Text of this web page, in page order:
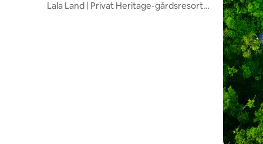
amkolly
Lala Land | Privat Heritage-gårdsresort